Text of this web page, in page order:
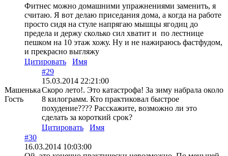
Фитнес можно домашними упражнениями заменить, я
считаю. Я вот делаю приседания дома, а когда на работе
просто сидя на стуле напрягаю мышцы ягодиц до
предела и держу сколько сил хватит и по лестнице
пешком на 10 этаж хожу. Ну и не нажираюсь фастфудом,
и прекрасно выгляжу
Цитировать
Имя
Машенька
Гость
#29
15.03.2014 22:21:00
Скоро лето!. Это катастрофа! За зиму набрала около
8 килограмм. Кто практиковал быстрое
похудение???? Расскажите, возможно ли это
сделать за короткий срок?
Цитировать
Имя
#30
16.03.2014 10:03:00